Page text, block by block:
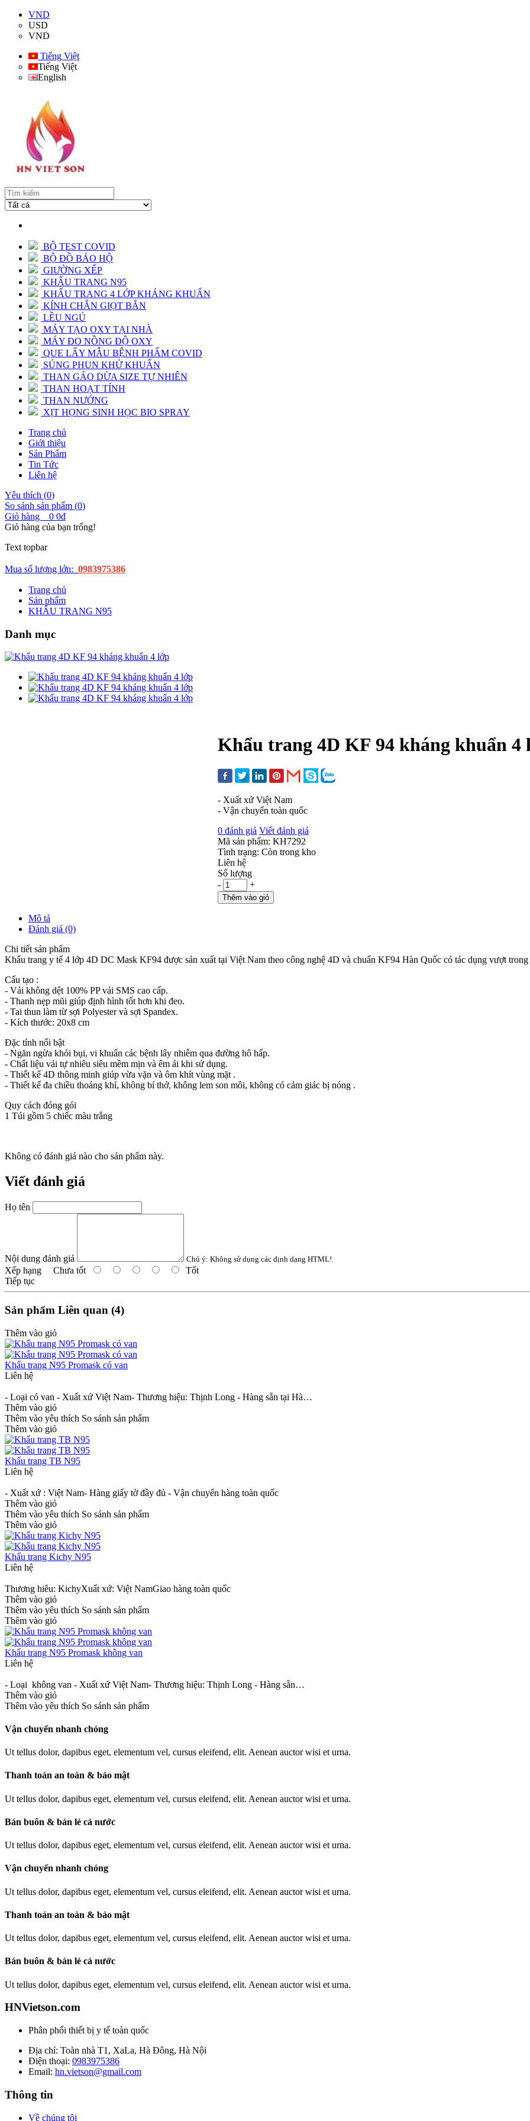
VND
USD
VND
Tiếng Việt
Tiếng Việt
English
BỘ TEST COVID
BỘ ĐỒ BẢO HỘ
GIƯỜNG XẾP
KHẨU TRANG N95
KHẨU TRANG 4 LỚP KHÁNG KHUẨN
KÍNH CHẮN GIỌT BẮN
LỀU NGỦ
MÁY TẠO OXY TẠI NHÀ
MÁY ĐO NỒNG ĐỘ OXY
QUE LẤY MẪU BỆNH PHẨM COVID
SÚNG PHUN KHỬ KHUẨN
THAN GÁO DỪA SIZE TỰ NHIÊN
THAN HOẠT TÍNH
THAN NƯỚNG
XỊT HỌNG SINH HỌC BIO SPRAY
Trang chủ
Giới thiệu
Sản Phẩm
Tin Tức
Liên hệ
Yêu thích (0)
So sánh sản phẩm (0)
Giỏ hàng
0 0đ
Giỏ hàng của bạn trống!
Text topbar
Mua số lượng lớn: 0983975386
Trang chủ
Sản phẩm
KHẨU TRANG N95
Danh mục
Khẩu trang 4D KF 94 kháng khuẩn 4
- Xuất xứ Việt Nam
- Vận chuyển toàn quốc
0 đánh giá Viết đánh giá
Mã sản phẩm: KH7292
Tình trạng: Còn trong kho
Liên hệ
Số lượng
-
+
Thêm vào giỏ
Mô tả
Đánh giá (0)
Chi tiết sản phẩm
Khẩu trang y tế 4 lớp 4D DC Mask KF94 được sản xuất tại Việt Nam theo công nghệ 4D và chuẩn KF94 Hàn Quốc có tác dụng vượt
Cấu tạo :
- Vải không dệt 100% PP vải SMS cao cấp.
- Thanh nẹp mũi giúp định hình tốt hơn khi đeo.
- Tai thun làm từ sợi Polyester và sợi Spandex.
- Kích thước: 20x8 cm
Đặc tính nổi bật
- Ngăn ngừa khói bụi, vi khuẩn các bệnh lây nhiễm qua đường hô hấp.
- Chất liệu vải tự nhiêu siêu mềm mịn và êm ái khi sử dụng.
- Thiết kế 4D thông minh giúp vừa vặn và ôm khít vùng mặt .
- Thiết kế đa chiều thoáng khí, không bí thở, không lem son môi, không có cảm giác bị nóng .
Quy cách đóng gói
1 Túi gồm 5 chiếc màu trắng
Không có đánh giá nào cho sản phẩm này.
Viết đánh giá
Họ tên
Nội dung đánh giá Chú ý: Không sử dụng các định dạng HTML!
Xếp hạng Chưa tốt
Tốt
Tiếp tục
Sản phẩm Liên quan (4)
Thêm vào giỏ
Khẩu trang N95 Promask có van
Liên hệ
- Loại có van - Xuất xứ Việt Nam- Thương hiệu: Thịnh Long - Hàng sẵn tại Hà…
Thêm vào giỏ
Thêm vào yêu thích So sánh sản phẩm
Thêm vào giỏ
Khẩu trang TB N95
Liên hệ
- Xuất xứ : Việt Nam- Hàng giấy tờ đầy đủ - Vận chuyển hàng toàn quốc
Thêm vào giỏ
Thêm vào yêu thích So sánh sản phẩm
Thêm vào giỏ
Khẩu trang Kichy N95
Liên hệ
Thương hiêu: KichyXuất xứ: Việt NamGiao hàng toàn quốc
Thêm vào giỏ
Thêm vào yêu thích So sánh sản phẩm
Thêm vào giỏ
Khẩu trang N95 Promask không van
Liên hệ
- Loại không van - Xuất xứ Việt Nam- Thương hiệu: Thịnh Long - Hàng sẵn…
Thêm vào giỏ
Thêm vào yêu thích So sánh sản phẩm
Vận chuyển nhanh chóng
Ut tellus dolor, dapibus eget, elementum vel, cursus eleifend, elit. Aenean auctor wisi et urna.
Thanh toán an toàn & bảo mật
Ut tellus dolor, dapibus eget, elementum vel, cursus eleifend, elit. Aenean auctor wisi et urna.
Bán buôn & bán lẻ cả nước
Ut tellus dolor, dapibus eget, elementum vel, cursus eleifend, elit. Aenean auctor wisi et urna.
Vận chuyển nhanh chóng
Ut tellus dolor, dapibus eget, elementum vel, cursus eleifend, elit. Aenean auctor wisi et urna.
Thanh toán an toàn & bảo mật
Ut tellus dolor, dapibus eget, elementum vel, cursus eleifend, elit. Aenean auctor wisi et urna.
Bán buôn & bán lẻ cả nước
Ut tellus dolor, dapibus eget, elementum vel, cursus eleifend, elit. Aenean auctor wisi et urna.
HNVietson.com
Phân phối thiết bị y tế toàn quốc
Địa chỉ: Toàn nhà T1, XaLa, Hà Đông, Hà Nội
Điện thoại: 0983975386
Email: hn.vietson@gmail.com
Thông tin
Về chúng tôi